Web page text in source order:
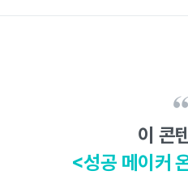
이 콘
<성공 메이커